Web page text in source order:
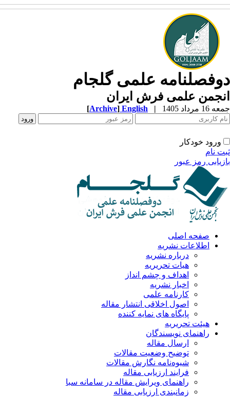
علمی گلجام
علمی فرش ایران
مرداد 1405 |
English
[Archive]
ورود خودکار
نام
رمز عبور
صفحه اصلی
اطلاعات نشریه
درباره نشریه
هیات تحریریه
اهداف و چشم انداز
اخبار نشریه
کارنامه علمی
اصول اخلاقی انتشار مقاله
پایگاه های نمایه کننده
هیئت تحریریه
راهنمای نویسندگان
ارسال مقاله
توضیح وضعیت مقالات
شیوه‌نامه نگارش مقالات
فرایند ارزیابی مقاله
راهنمای ویرایش مقاله در سامانه سبا
زمانبندی ارزیابی مقاله